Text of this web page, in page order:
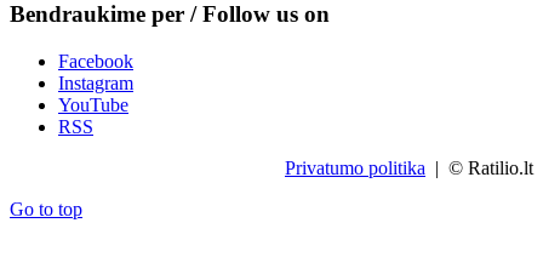
Bendraukime per / Follow us on
Facebook
Instagram
YouTube
RSS
Privatumo politika | © Ratilio.lt
Go to top